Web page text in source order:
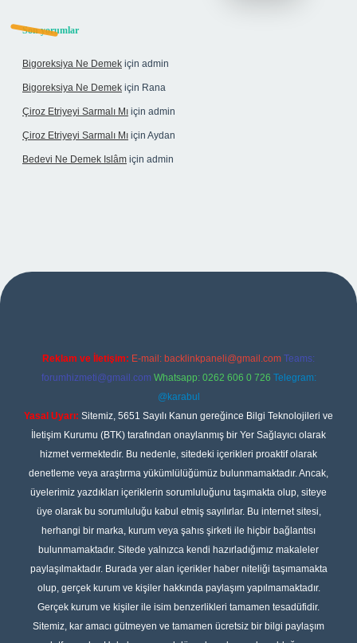
Son yorumlar
Bigoreksiya Ne Demek için admin
Bigoreksiya Ne Demek için Rana
Çiroz Etriyeyi Sarmalı Mı için admin
Çiroz Etriyeyi Sarmalı Mı için Aydan
Bedevi Ne Demek Islâm için admin
Reklam ve İletişim: E-mail: backlinkpaneli@gmail.com Teams:
forumhizmeti@gmail.com Whatsapp: 0262 606 0 726 Telegram:
@karabul
Yasal Uyarı: Sitemiz, 5651 Sayılı Kanun gereğince Bilgi Teknolojileri ve
İletişim Kurumu (BTK) tarafından onaylanmış bir Yer Sağlayıcı olarak
hizmet vermektedir. Bu nedenle, sitedeki içerikleri proaktif olarak
denetleme veya araştırma yükümlülüğümüz bulunmamaktadır. Ancak,
üyelerimiz yazdıkları içeriklerin sorumluluğunu taşımakta olup, siteye
üye olarak bu sorumluluğu kabul etmiş sayılırlar. Bu internet sitesi,
herhangi bir marka, kurum veya şahıs şirketi ile hiçbir bağlantısı
bulunmamaktadır. Sitede yalnızca kendi hazırladığımız makaleler
paylaşılmaktadır. Burada yer alan içerikler haber niteliği taşımamakta
olup, gerçek kurum ve kişiler hakkında paylaşım yapılmamaktadır.
Gerçek kurum ve kişiler ile isim benzerlikleri tamamen tesadüfidir.
Sitemiz, kar amacı gütmeyen ve tamamen ücretsiz bir bilgi paylaşım